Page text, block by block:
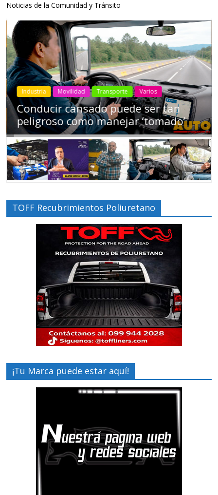
Noticias de la Comunidad y Tránsito
Industria Movilidad Transporte Varios
Conducir cansado puede ser tan
peligroso como manejar ‘tomado’
TOFF Recubrimientos Poliuretano
¡Tu Marca puede estar aquí!